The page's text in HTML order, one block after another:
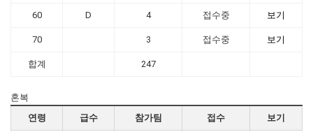
60 D 4 접수중 보기
70 3 접수중 보기
합계 247
혼복
연령
급수 참가팀 접수 보기